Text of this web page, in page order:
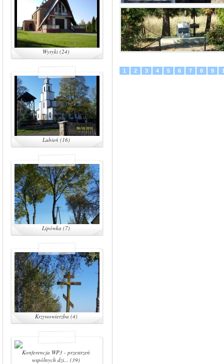
Wyryki (24)
Lubień (16)
Lipówka (7)
Krzywowierzba (4)
Konferencja WP3 - przestrzeń
wspólnych dzi... (39)
1 2 3 4 5 6 7 8 9